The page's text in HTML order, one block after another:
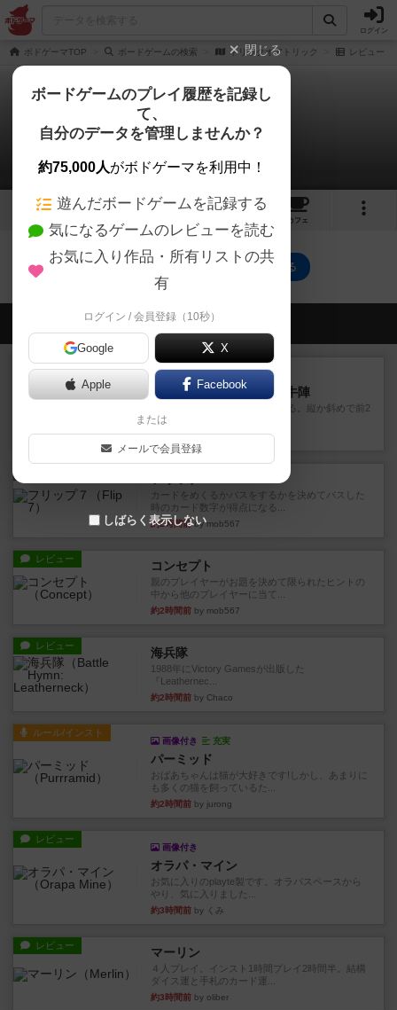
ログイン
ボドゲーマTOP ボードゲームの検索 トリックオアトリック レビュー
トリックオアトリック
0件のレビュー
3 3
カフェ
トリックオアトリックのトップに戻る
会員の新しい投稿
レビュー
ファイアー・ブルズ / 火牛陣
火牛を引き連れて敵を殲滅させる。縦か斜めで前2
列まで攻撃できるが、自分...
約1時間前by うらまこ
カードをめくるかパスをするかを決めてパスした
時のカード数字が得点になる...
約2時間前by mob567
レビュー コンセプト
親のプレイヤーがお題を決めて限られたヒントの
中から他のプレイヤーに当て...
約2時間前 by mob567
レビュー 海兵隊
1988年にVictory Gamesが出版した
『Leathernec...
約2時間前 by Chaco
ルール/インスト
画像付き 充実
パーミッド
おばあちゃんは猫が大好きです!しかし、あまりに
も多くの猫を飼っているた...
約2時間前 by jurong
レビュー
画像付き
オラパ・マイン
お気に入りのplayte製です。オラパスペースから
やり、気に入りました...
約3時間前 by くみ
レビュー マーリン
４人プレイ。インスト1時間プレイ2時間半。結構
ダイス運と手札のカード運...
約3時間前 by oliber
閉じる
ボードゲームのプレイ履歴を記録し
て、
自分のデータを管理しませんか？
約75,000人がボドゲーマを利用中！
遊んだボードゲームを記録する
気になるゲームのレビューを読む
お気に入り作品・所有リストの共
有
ログイン / 会員登録（10秒）
Google X
Apple Facebook
または
メールで会員登録
しばらく表示しない